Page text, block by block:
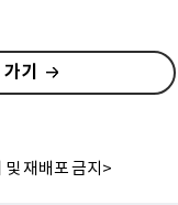
기
재배포 금지>